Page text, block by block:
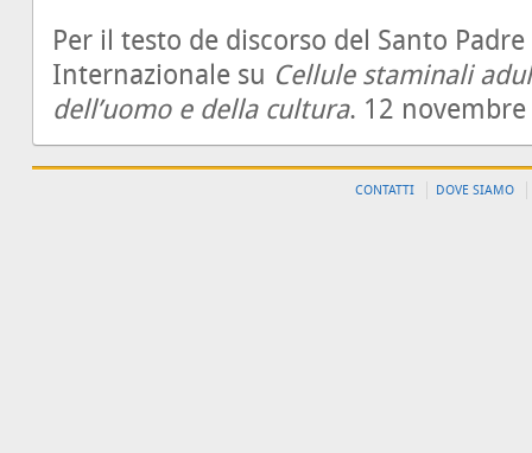
Per il testo de discorso del Santo
Internazionale su Cellule staminali
dell’uomo e della cultura. 12
CONTATTI DOVE SIAMO